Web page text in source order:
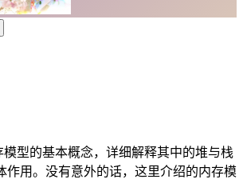
型的基本概念，详细解释其中的堆与栈
作用。没有意外的话，这里介绍的内存模